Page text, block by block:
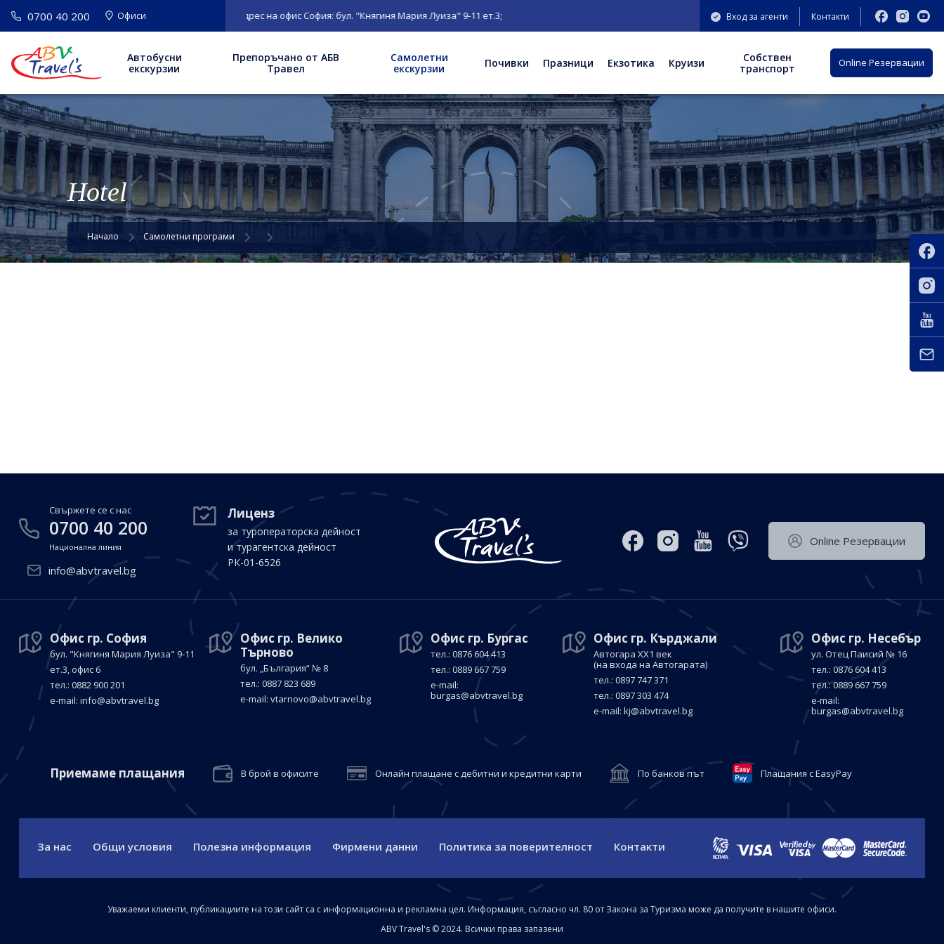
0700 40 200 Офиси : Нов адрес на офис София: бул. "Княгиня Мария Луиза" 9-11 ет.3; Вход за агенти Контакти
Автобусни
екскурзии
Препоръчано от АБВ
Травел
Самолетни
екскурзии
Почивки Празници Екзотика Круизи
Собствен
транспорт
Оnline Резервации
Hotel
Начало Самолетни програми
Свържете се с нас
0700 40 200
Национална линия
info@abvtravel.bg
Лиценз
за туроператорска дейност
и турагентска дейност
РК-01-6526
Оnline Резервации
Офис гр. София
бул. "Княгиня Мария Луиза" 9-11
ет.3, офис 6
тел.: 0882 900 201
е-mail: info@abvtravel.bg
Офис гр. Велико
Търново
бул. „България“ № 8
тел.: 0887 823 689
е-mail: vtarnovo@abvtravel.bg
Офис гр. Бургас
тел.: 0876 604 413
тел.: 0889 667 759
е-mail:
burgas@abvtravel.bg
Офис гр. Кърджали
Автогара ХХ1 век
(на входа на Автогарата)
тел.: 0897 747 371
тел.: 0897 303 474
е-mail: kj@abvtravel.bg
Офис гр. Несебър
ул. Отец Паисий № 16
тел.: 0876 604 413
тел.: 0889 667 759
е-mail:
burgas@abvtravel.bg
Приемaме плащания В брой в офисите Онлайн плащане с дебитни и кредитни карти По банков път Плащания с EasyPay
За нас Общи условия Полезна информация Фирмени данни Политика за поверителност Контакти
Уважаеми клиенти, публикациите на този сайт са с информационна и рекламна цел. Информация, съгласно чл. 80 от Закона за Туризма може да получите в нашите офиси.
ABV Travel's © 2024. Всички права запазени